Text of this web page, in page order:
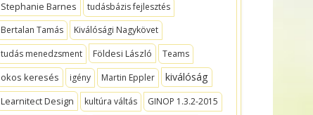
Stephanie Barnes
tudásbázis fejlesztés
Bertalan Tamás
Kiválósági Nagykövet
tudás menedzsment
Földesi László Teams
okos keresés igény Martin Eppler kiválóság
Learnitect Design kultúra váltás
GINOP 1.3.2-2015